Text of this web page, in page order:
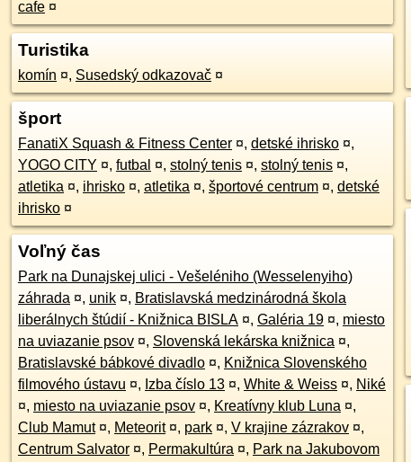
cafe ¤
Turistika
komín ¤, Susedský odkazovač ¤
šport
FanatiX Squash & Fitness Center ¤, detské ihrisko ¤,
YOGO CITY ¤, futbal ¤, stolný tenis ¤, stolný tenis ¤,
atletika ¤, ihrisko ¤, atletika ¤, športové centrum ¤, detské
ihrisko ¤
Voľný čas
Park na Dunajskej ulici - Vešeléniho (Wesselenyiho)
záhrada ¤, unik ¤, Bratislavská medzinárodná škola
liberálnych štúdií - Knižnica BISLA ¤, Galéria 19 ¤, miesto
na uviazanie psov ¤, Slovenská lekárska knižnica ¤,
Bratislavské bábkové divadlo ¤, Knižnica Slovenského
filmového ústavu ¤, Izba číslo 13 ¤, White & Weiss ¤, Niké
¤, miesto na uviazanie psov ¤, Kreatívny klub Luna ¤,
Club Mamut ¤, Meteorit ¤, park ¤, V krajine zázrakov ¤,
Centrum Salvator ¤, Permakultúra ¤, Park na Jakubovom